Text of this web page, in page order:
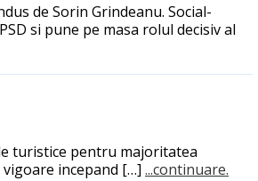
de Sorin Grindeanu. Social-
si pune pe masa rolul decisiv al
turistice pentru majoritatea
incepand […] ...continuare.